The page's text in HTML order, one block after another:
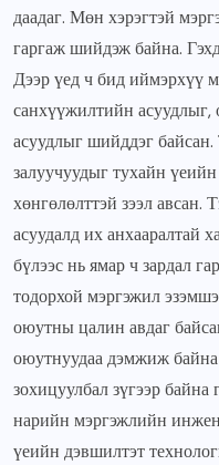
даадаг. Мөн хэрэгтэй
гаргаж шийдэж байна.
Дээр үед ч бид иймэрхүү
санхүүжилтийн
асуудлыг шийддэг
залуучуудыг тухайн
хөнгөлөлттэй зээл авсан.
асуудалд их анхааралтай
бүлээс нь ямар ч зардал
тодорхой мэргэжил
оюутны цалин авдаг
оюутнуудаа дэмжиж
зохицуулбал зүгээр
нарийн мэргэжлийн
үеийн дэвшилтэт